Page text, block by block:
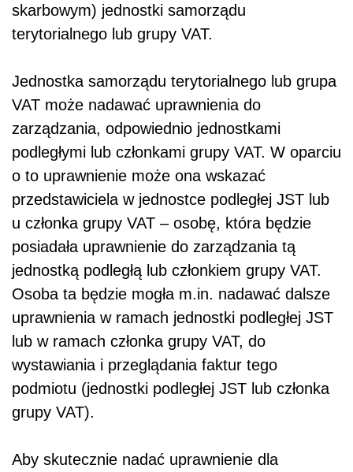
skarbowym) jednostki samorządu
terytorialnego lub grupy VAT.
Jednostka samorządu terytorialnego lub grupa
VAT może nadawać uprawnienia do
zarządzania, odpowiednio jednostkami
podległymi lub członkami grupy VAT. W oparciu
o to uprawnienie może ona wskazać
przedstawiciela w jednostce podległej JST lub
u członka grupy VAT – osobę, która będzie
posiadała uprawnienie do zarządzania tą
jednostką podległą lub członkiem grupy VAT.
Osoba ta będzie mogła m.in. nadawać dalsze
uprawnienia w ramach jednostki podległej JST
lub w ramach członka grupy VAT, do
wystawiania i przeglądania faktur tego
podmiotu (jednostki podległej JST lub członka
grupy VAT).
Aby skutecznie nadać uprawnienie dla